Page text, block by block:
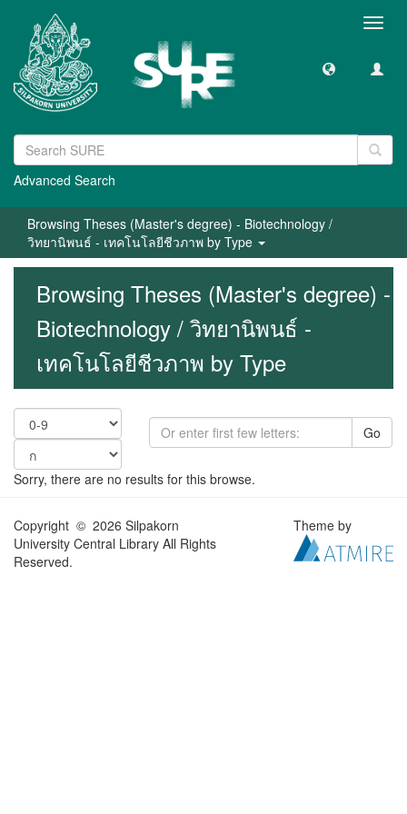
Advanced Search
Browsing Theses (Master's degree) - Biotechnology /
วิทยานิพนธ์ - เทคโนโลยีชีวภาพ by Type
Browsing Theses (Master's degree) -
Biotechnology / วิทยานิพนธ์ -
เทคโนโลยีชีวภาพ by Type
Go
Sorry, there are no results for this browse.
Copyright © 2026 Silpakorn
University Central Library All Rights
Reserved.
Theme by